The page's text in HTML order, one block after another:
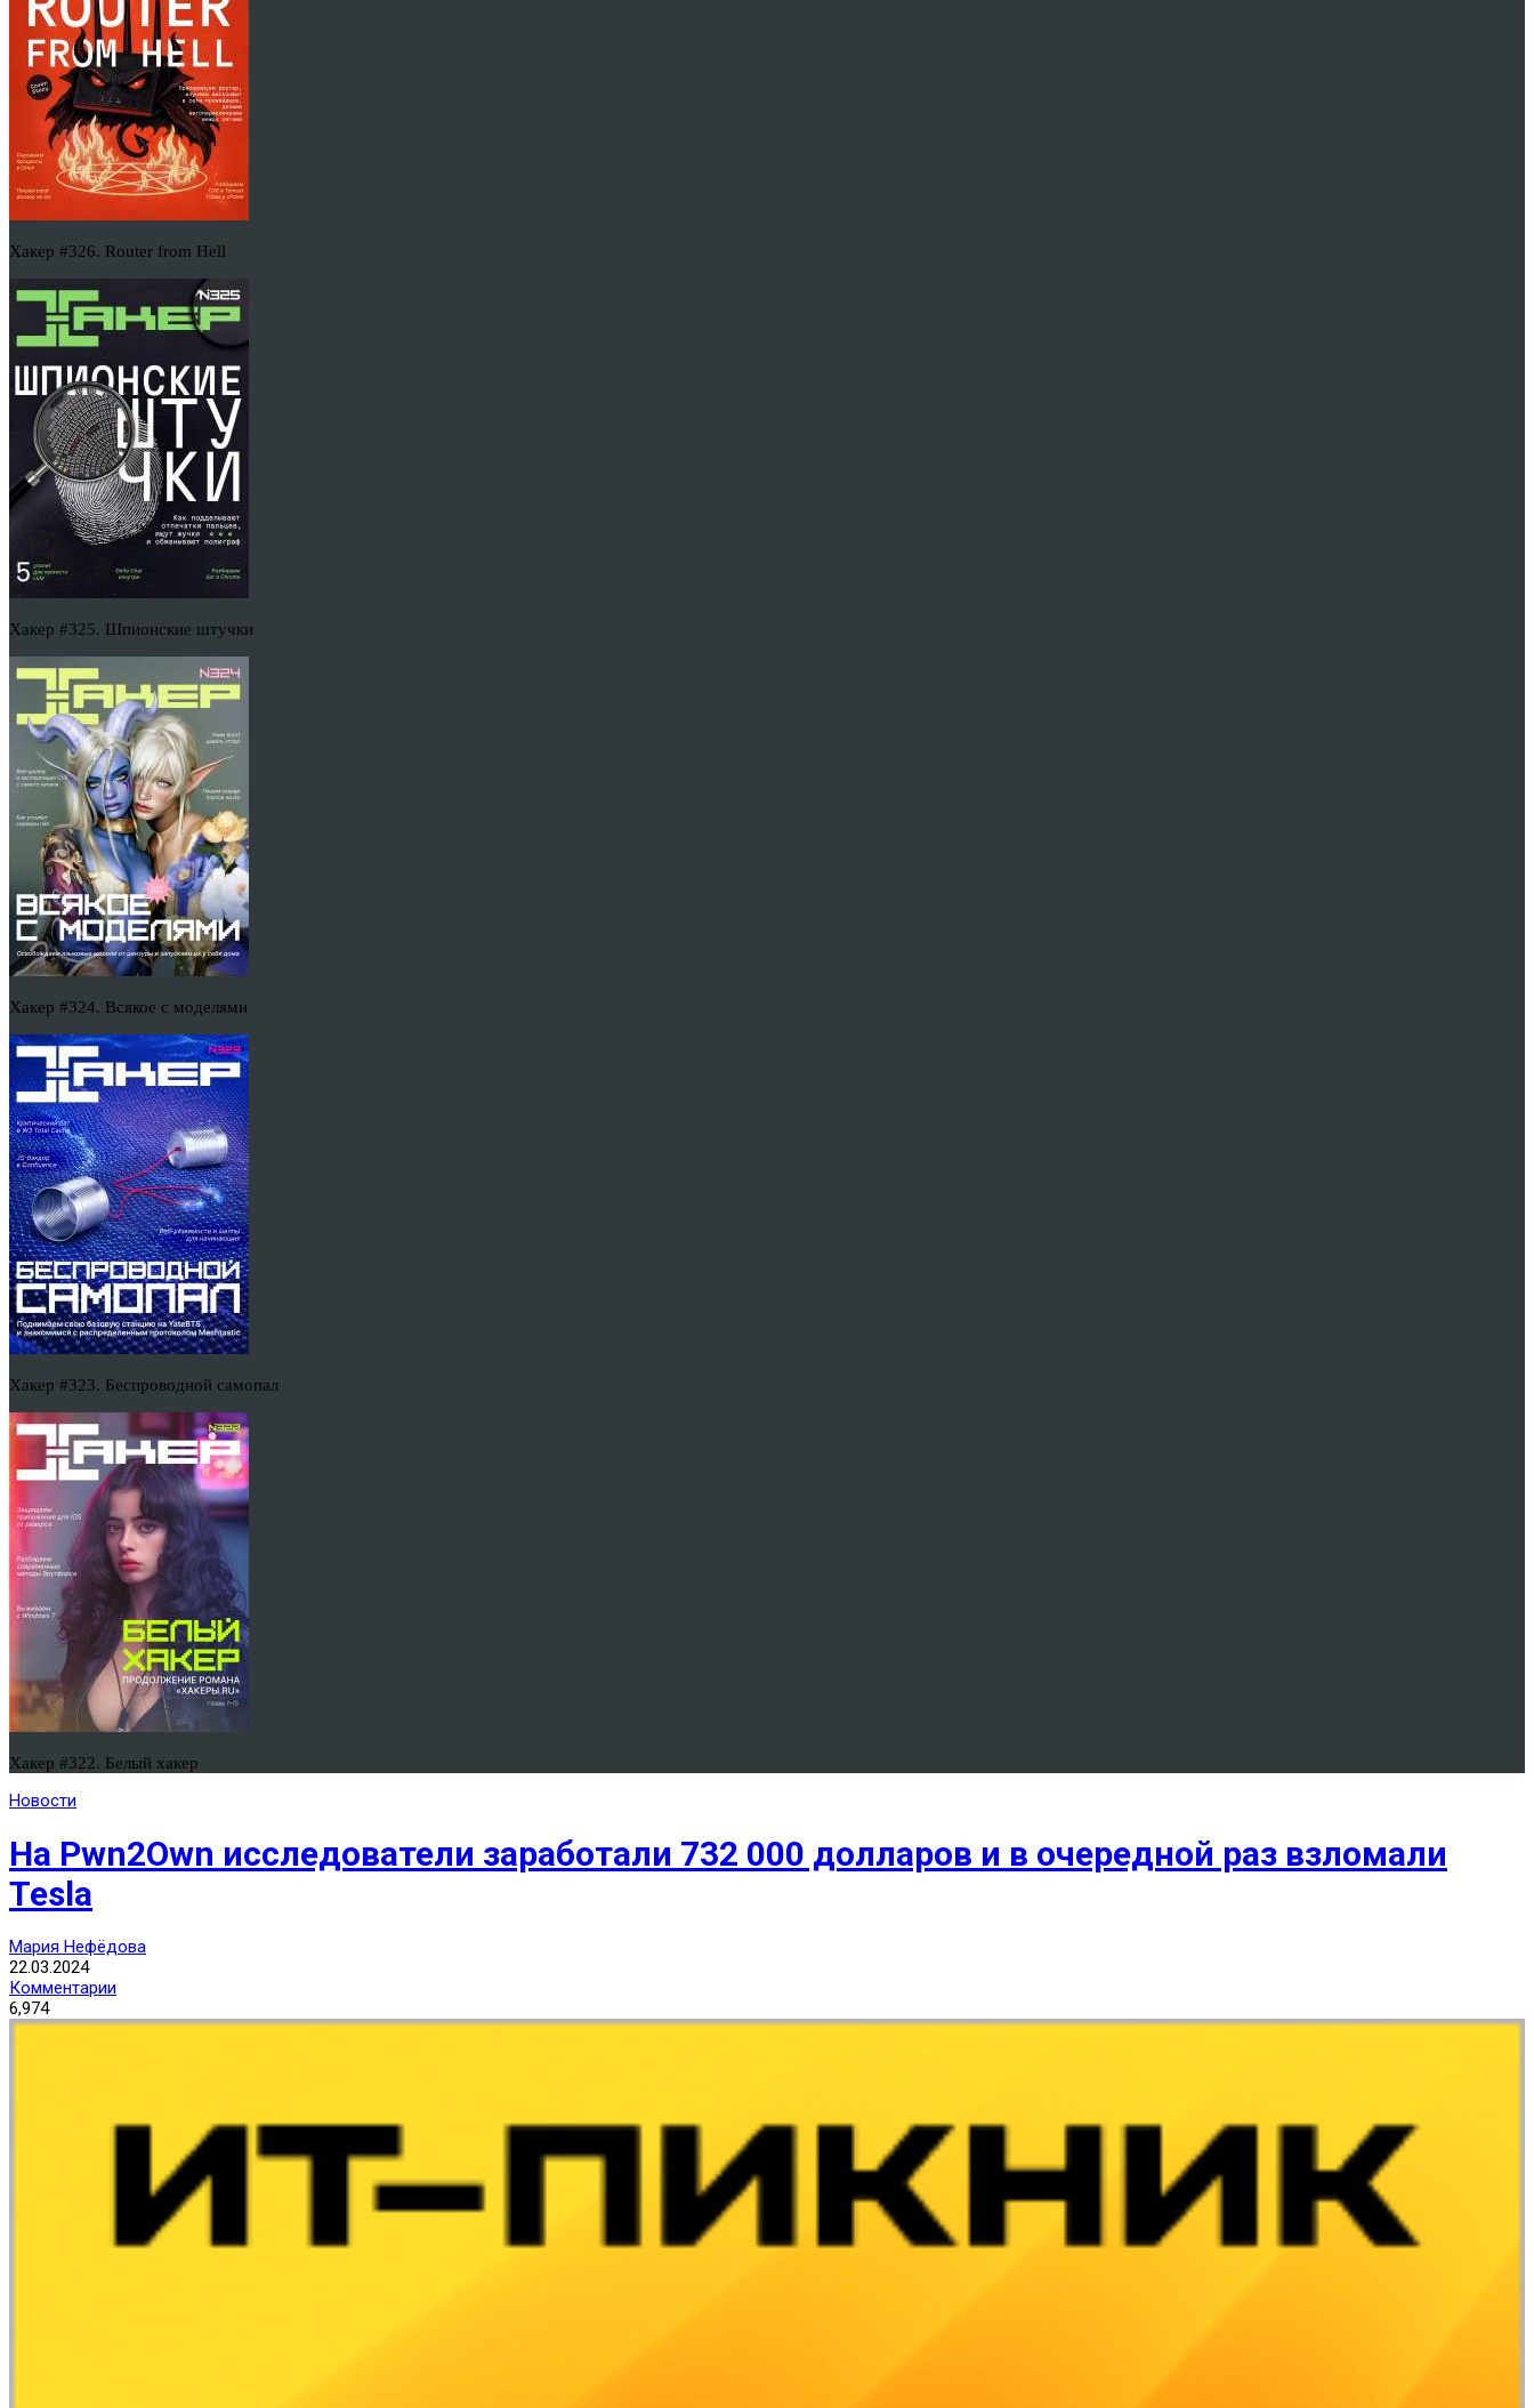
Хакер #326. Router from Hell
Хакер #325. Шпионские штучки
Хакер #324. Всякое с моделями
Хакер #323. Беспроводной самопал
Хакер #322. Белый хакер
Новости
На Pwn2Own исследователи заработали 732 000 долларов и в очередной раз взломали
Tesla
Мария Нефёдова
22.03.2024
Комментарии
6,974